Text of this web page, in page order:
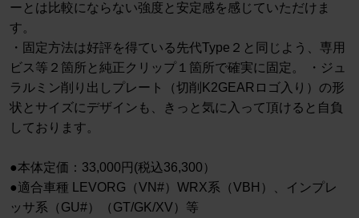
ーとは比較にならない強度と安定感を感じていただけま
す。
・固定方法は好評を得ている先代Type２と同じよう、専用
ビス等２箇所と純正クリップ１箇所で確実に固定。 ・ジュ
ラルミン削り出しプレート（切削K2GEARロゴ入り）の形
状とサイズにデザインも、きっと気に入って頂けると自負
しております。
●本体定価：33,000円(税込36,300）
●適合車種 LEVORG（VN#）WRX系（VBH）、インプレ
ッサ系（GU#）（GT/GK/XV）等